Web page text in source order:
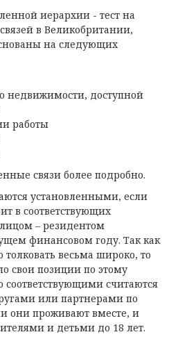
иерархии - тест на
в Великобритании,
на следующих
недвижимости, доступной
работы
связи более подробно.
установленными, если
в соответствующих
– резидентом
финансовом году. Так как
весьма широко, то
свои позиции по этому
соответствующими считаются
или партнерами по
они проживают вместе, и
и детьми до 18 лет.